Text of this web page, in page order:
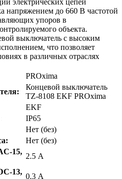
напряжением до 660 В частотой
упоров в
объекта.
выключатель с высоким
что позволяет
в различных отраслях
PROxima
Концевой выключатель
TZ-8108 EKF PROxima
EKF
IP65
Нет (без)
Нет (без)
15,
2.5 А
13,
0.3 А